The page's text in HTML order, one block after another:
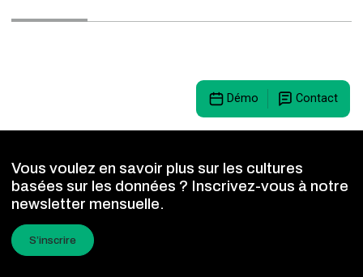
Démo Contact
Vous voulez en savoir plus sur les cultures
basées sur les données ? Inscrivez-vous à notre
newsletter mensuelle.
S’inscrire